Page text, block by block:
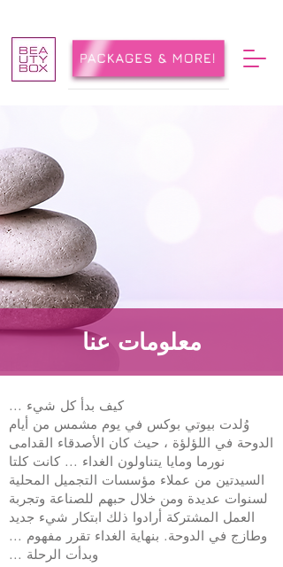
معلومات عنا
كيف بدأ كل شيء ...
وُلدت بيوتي بوكس في يوم مشمس من أيام
الدوحة في اللؤلؤة ، حيث كان الأصدقاء القدامى
نورما ومايا يتناولون الغداء ... كانت كلتا
السيدتين من عملاء مؤسسات التجميل المحلية
لسنوات عديدة ومن خلال حبهم للصناعة وتجربة
العمل المشتركة أرادوا ذلك ابتكار شيء جديد
وطازج في الدوحة. بنهاية الغداء تقرر مفهوم ...
وبدأت الرحلة ...